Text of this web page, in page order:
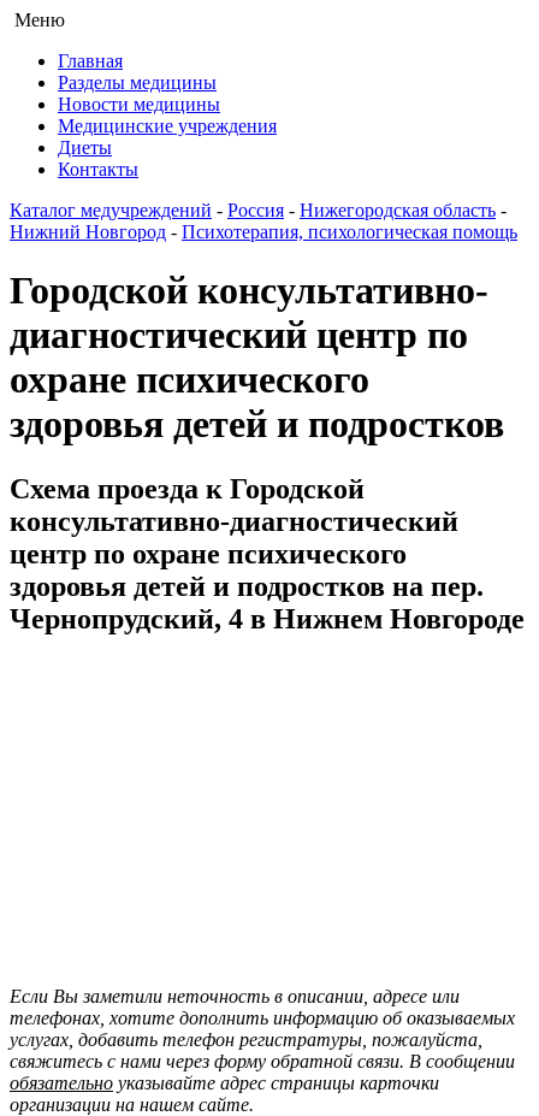
Меню
Главная
Разделы медицины
Новости медицины
Медицинские учреждения
Диеты
Контакты
Каталог медучреждений - Россия - Нижегородская область -
Нижний Новгород - Психотерапия, психологическая помощь
Городской консультативно-
диагностический центр по
охране психического
здоровья детей и подростков
Схема проезда к Городской
консультативно-диагностический
центр по охране психического
здоровья детей и подростков на пер.
Чернопрудский, 4 в Нижнем Новгороде
Если Вы заметили неточность в описании, адресе или
телефонах, хотите дополнить информацию об оказываемых
услугах, добавить телефон регистратуры, пожалуйста,
свяжитесь с нами через форму обратной связи. В сообщении
обязательно указывайте адрес страницы карточки
организации на нашем сайте.